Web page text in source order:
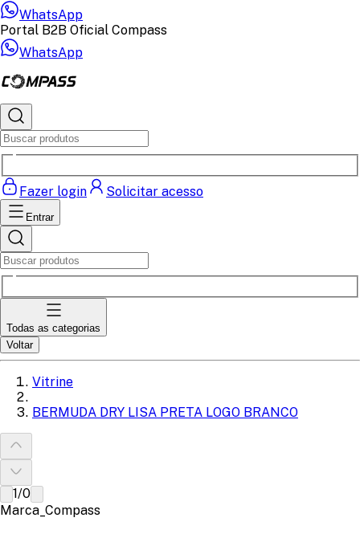
WhatsApp
Portal B2B Oficial Compass
WhatsApp
Fazer login Solicitar acesso
Entrar
Todas as categorias
Voltar
Vitrine
BERMUDA DRY LISA PRETA LOGO BRANCO
1/0
Marca_Compass